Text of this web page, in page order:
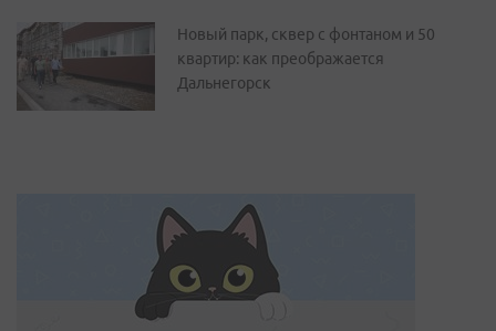
Новый парк, сквер с фонтаном и 50
квартир: как преображается
Дальнегорск